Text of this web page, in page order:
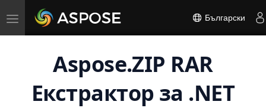
Toggle
navigation
Български
Aspose.ZIP RAR
Екстрактор за .NET